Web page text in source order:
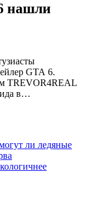
нашли
GTA 6.
TREVOR4REAL
в…
ли ледяные